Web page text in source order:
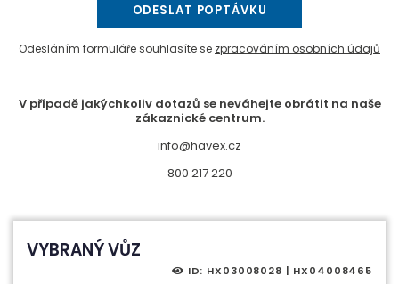
ODESLAT POPTÁVKU
Odesláním formuláře souhlasíte se zpracováním osobních údajů
V případě jakýchkoliv dotazů se neváhejte obrátit na naše
zákaznické centrum.
info@havex.cz
800 217 220
VYBRANÝ VŮZ
ID: HX03008028 | HX04008465